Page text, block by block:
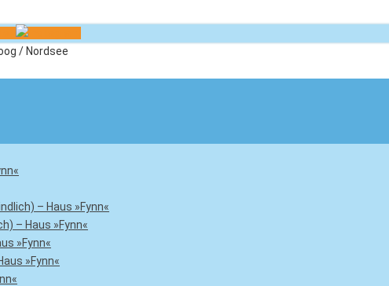
– Haus »Fynn«
– Haus »Fynn«
»Fynn«
»Fynn«